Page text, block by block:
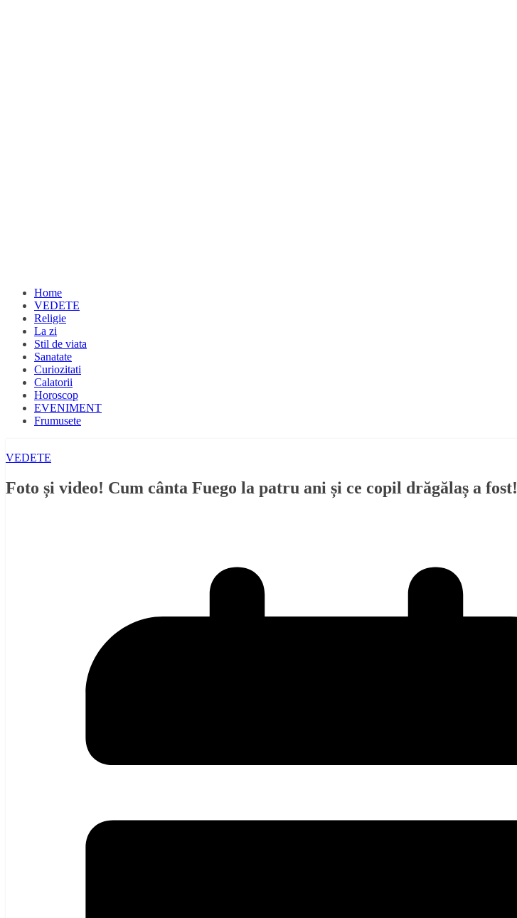
Home
VEDETE
Religie
La zi
Stil de viata
Sanatate
Curiozitati
Calatorii
Horoscop
EVENIMENT
Frumusete
VEDETE
Foto și video! Cum cânta Fuego la patru ani și ce copil drăgălaș a fost!